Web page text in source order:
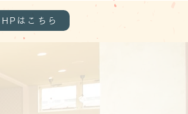
はこちら